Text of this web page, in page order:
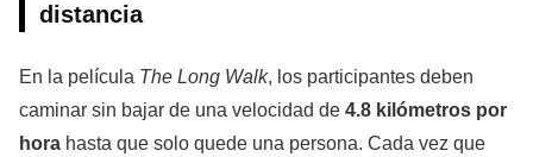
distancia
En la película The Long Walk, los participantes deben
caminar sin bajar de una velocidad de 4.8 kilómetros por
hora hasta que solo quede una persona. Cada vez que